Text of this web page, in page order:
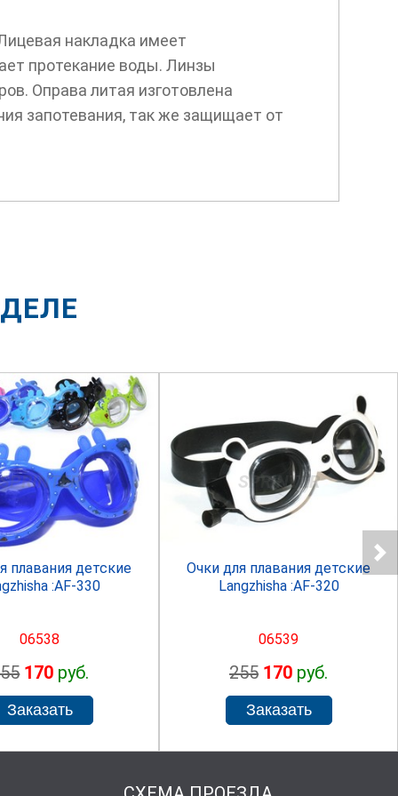
накладка имеет
протекание воды. Линзы
Оправа литая изготовлена
запотевания, так же защищает от
плавания детские
:AF-330
06538
170 руб.
SPRINTER
Очки для плавания детские
Langzhisha :AF-320
06539
255 170 руб.